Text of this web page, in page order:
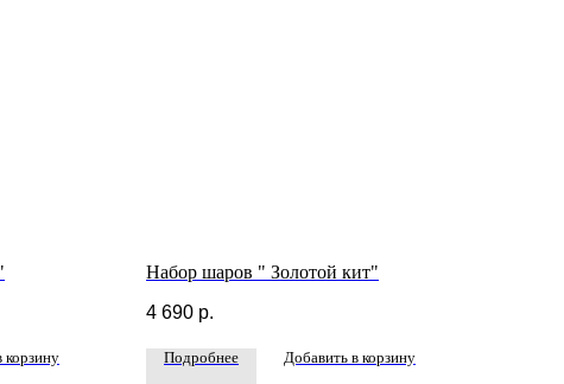
корзину
Набор шаров " Золотой кит"
4 690 р.
Подробнее Добавить в корзину